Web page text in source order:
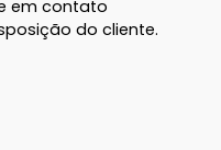
em contato
do cliente.